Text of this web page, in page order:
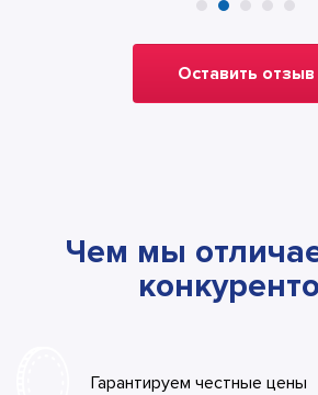
Оставить отзыв
Чем мы
Гарантируем честные цены